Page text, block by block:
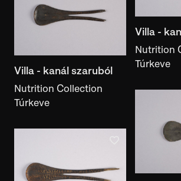
With images
On display
Has a literature reference
Villa -
Nutrition
Túrkeve
Villa - kanál szaruból
Nutrition Collection
Túrkeve